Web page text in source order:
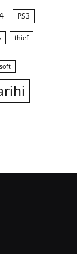
PS3
thief